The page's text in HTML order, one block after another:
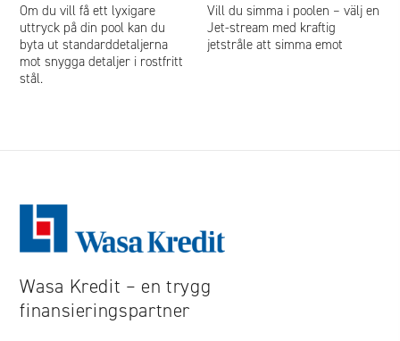
Om du vill få ett lyxigare
uttryck på din pool kan du
byta ut standarddetaljerna
mot snygga detaljer i rostfritt
stål.
Vill du simma i poolen – välj en
Jet-stream med kraftig
jetstråle att simma emot
Wasa Kredit – en trygg
finansieringspartner